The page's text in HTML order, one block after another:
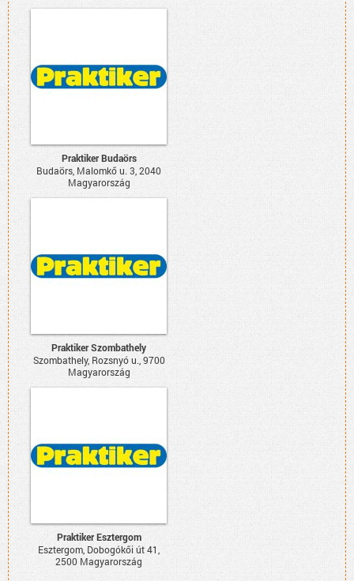
Praktiker Budaörs
Budaörs, Malomkő u. 3, 2040
Magyarország
Praktiker Szombathely
Szombathely, Rozsnyó u., 9700
Magyarország
Praktiker Esztergom
Esztergom, Dobogókői út 41,
2500 Magyarország